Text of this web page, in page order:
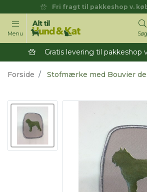
Fri fragt til pakkeshop v.
Menu Søg
Gratis levering til pakkeshop
Forside Stofmærke med Bouvier